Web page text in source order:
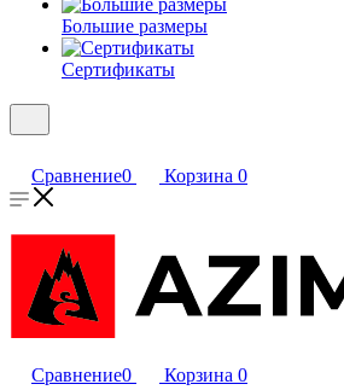
Большие размеры
Сертификаты
Сравнение0 Корзина 0
Сравнение0 Корзина 0